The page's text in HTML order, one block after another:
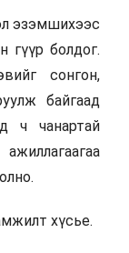
эзэмшихээс
гүүр болдог.
сонгон,
байгаад
ч чанартай
хүсье.